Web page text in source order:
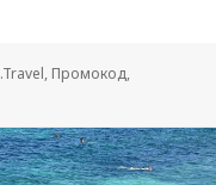
, Промокод,